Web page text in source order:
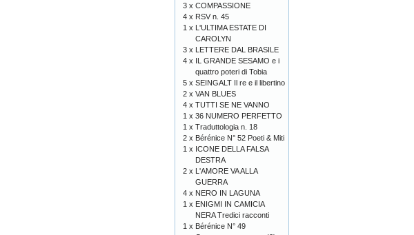
3 x COMPASSIONE
4 x RSV n. 45
1 x L'ULTIMA ESTATE DI
CAROLYN
3 x LETTERE DAL BRASILE
4 x IL GRANDE SESAMO e i
quattro poteri di Tobia
5 x SEINGALT Il re e il libertino
2 x VAN BLUES
4 x TUTTI SE NE VANNO
1 x 36 NUMERO PERFETTO
1 x Traduttologia n. 18
2 x Bérénice N° 52 Poeti & Miti
1 x ICONE DELLA FALSA
DESTRA
2 x L'AMORE VA ALLA
GUERRA
4 x NERO IN LAGUNA
1 x ENIGMI IN CAMICIA
NERA Tredici racconti
1 x Bérénice N° 49